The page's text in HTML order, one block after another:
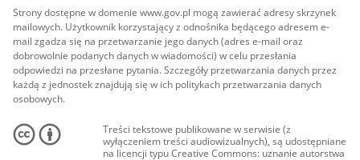
Strony dostępne w domenie www.gov.pl mogą zawierać adresy skrzynek
mailowych. Użytkownik korzystający z odnośnika będącego adresem e-
mail zgadza się na przetwarzanie jego danych (adres e-mail oraz
dobrowolnie podanych danych w wiadomości) w celu przesłania
odpowiedzi na przesłane pytania. Szczegóły przetwarzania danych przez
każdą z jednostek znajdują się w ich politykach przetwarzania danych
osobowych.
Treści tekstowe publikowane w serwisie (z
wyłączeniem treści audiowizualnych), są udostępniane
na licencji typu Creative Commons: uznanie autorstwa